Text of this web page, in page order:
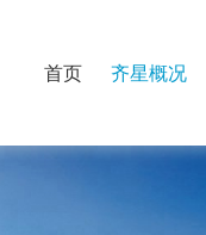
首页 齐星概况